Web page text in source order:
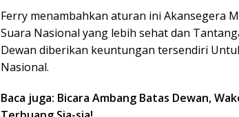
Ferry menambahkan aturan ini Akansegera
Suara Nasional yang lebih sehat dan
Dewan diberikan keuntungan tersendiri
Nasional.
Baca juga: Bicara Ambang Batas Dewan,